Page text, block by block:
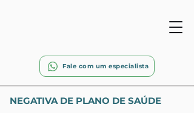
Fale com um especialista
NEGATIVA DE PLANO DE SAÚDE